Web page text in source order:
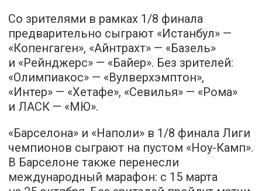
Со зрителями в рамках 1/8 финала
предварительно сыграют «Истанбул» —
«Копенгаген», «Айнтрахт» — «Базель»
и «Рейнджерс» — «Байер». Без зрителей:
«Олимпиакос» — «Вулверхэмптон»,
«Интер» — «Хетафе», «Севилья» — «Рома»
и ЛАСК — «МЮ».
«Барселона» и «Наполи» в 1/8 финала Лиги
чемпионов сыграют на пустом «Ноу-Камп».
В Барселоне также перенесли
международный марафон: с 15 марта